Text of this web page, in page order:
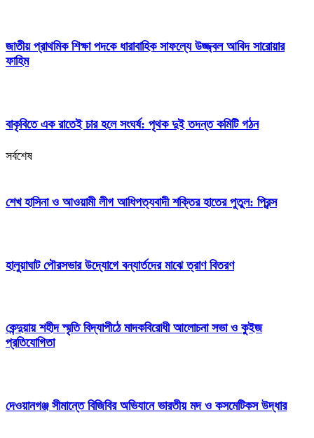
জাতীয় প্রাথমিক শিক্ষা পদকে ধারাবাহিক সাফল্যে উজ্জ্বল আবিদ সারোয়ার
ফাহিম
বাকৃবিতে এক রাতেই চার হলে সংঘর্ষ: পৃথক দুই তদন্ত কমিটি গঠন
সর্বশেষ
শেখ হাসিনা ও আওয়ামী লীগ আধিপত্যবাদী শক্তির হাতের পুতুল: প্রিন্স
হালুয়াঘাট পৌরসভার উদ্যোগে বন্যার্তদের মাঝে ত্রাণ বিতরণ
কেন্দুয়ায় শহীদ স্মৃতি বিদ্যাপীঠে মাদকবিরোধী আলোচনা সভা ও কুইজ
প্রতিযোগিতা
দেওয়ানগঞ্জ সীমান্তে বিজিবির অভিযানে ভারতীয় মদ ও কসমেটিকস উদ্ধার